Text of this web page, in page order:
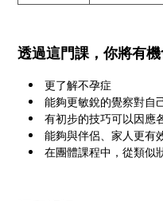
透過這門課，你將有機
更了解不孕症
能夠更敏銳的覺察對自
有初步的技巧可以因應
能夠與伴侶、家人更有
在團體課程中，從類似